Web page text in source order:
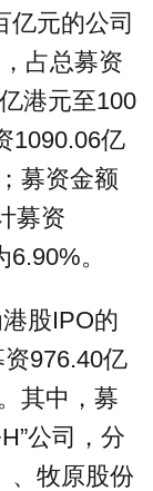
亿元的公司
占总募资
港元至100
1090.06亿
募资金额
募资
。
股IPO的
资976.40亿
其中，募
公司，分
、牧原股份